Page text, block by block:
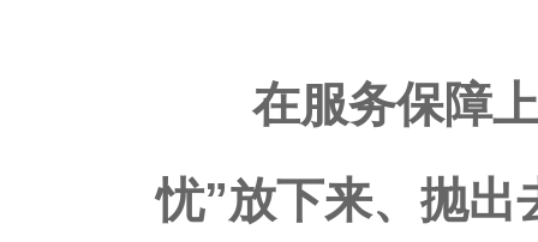
在服务保障
忧”放下来、抛出